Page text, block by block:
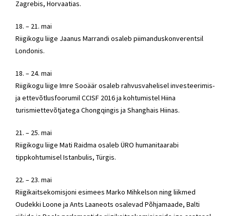
Zagrebis, Horvaatias.
18. – 21. mai
Riigikogu liige Jaanus Marrandi osaleb piimanduskonverentsil
Londonis.
18. – 24. mai
Riigikogu liige Imre Sooäär osaleb rahvusvahelisel investeerimis-
ja ettevõtlusfoorumil CCISF 2016 ja kohtumistel Hiina
turismiettevõtjatega Chongqingis ja Shanghais Hiinas.
21. – 25. mai
Riigikogu liige Mati Raidma osaleb ÜRO humanitaarabi
tippkohtumisel Istanbulis, Türgis.
22. – 23. mai
Riigikaitsekomisjoni esimees Marko Mihkelson ning liikmed
Oudekki Loone ja Ants Laaneots osalevad Põhjamaade, Balti